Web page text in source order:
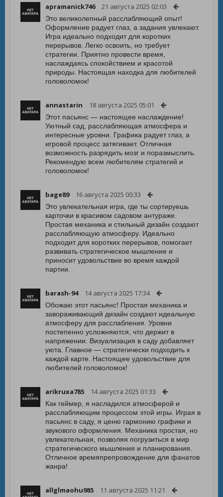
apramanick746 21 августа 2025 02:03
Это великолепный расслабляющий опыт!
Оформление радует глаз, а задания увлекают.
Игра идеально подходит для коротких
перерывов. Легко освоить, но требует
стратегии. Приятно провести время,
наслаждаясь спокойствием и красотой
природы. Настоящая находка для любителей
головоломок!
annastarin 18 августа 2025 05:01
Этот пасьянс — настоящее наслаждение!
Уютный сад, расслабляющая атмосфера и
интересные уровни. Графика радует глаз, а
игровой процесс затягивает. Отличная
возможность разрядить мозг и поразмыслить.
Рекомендую всем любителям стратегий и
головоломок!
bage89 16 августа 2025 00:33
Это увлекательная игра, где ты сортируешь
карточки в красивом садовом антураже.
Простая механика и стильный дизайн создают
расслабляющую атмосферу. Идеально
подходит для коротких перерывов, помогает
развивать стратегическое мышление и
приносит удовольствие во время каждой
партии.
barash-94 14 августа 2025 17:34
Обожаю этот пасьянс! Простая механика и
завораживающий дизайн создают идеальную
атмосферу для расслабления. Уровни
постепенно усложняются, что держит в
напряжении. Визуализация в саду добавляет
уюта. Главное — стратегически подходить к
каждой карте. Настоящее удовольствие для
любителей головоломок!
arikruxa785 14 августа 2025 01:33
Как геймер, я насладился атмосферой и
расслабляющим процессом этой игры. Играя в
пасьянс в саду, я ценю гармонию графики и
звукового оформления. Механика простая, но
увлекательная, позволяя погрузиться в мир
стратегического мышления и планирования.
Отличное времяпрепровождение для фанатов
жанра!
allglmaohu985 11 августа 2025 11:21